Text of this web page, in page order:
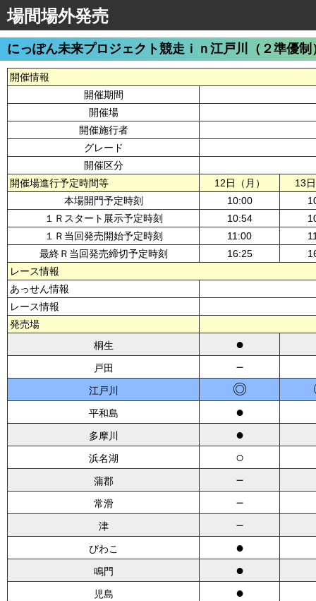
場間場外発売
にっぽん未来プロジェクト競走ｉｎ江戸川（２準優制
開催情報
開催期間
開催場
開催施行者
グレード
開催区分
開催場進行予定時間等
12日（月）
13
本場開門予定時刻
10:00
１Ｒスタート展示予定時刻
10:54
１Ｒ当回発売開始予定時刻
11:00
最終Ｒ当回発売締切予定時刻
16:25
レース情報
あっせん情報
レース情報
発売場
桐生
●
戸田 －
江戸川 ◎
平和島 ●
多摩川 ●
浜名湖 ○
蒲郡 －
常滑 －
津 －
びわこ ●
鳴門 ●
児島 ●